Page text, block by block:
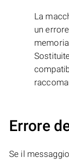
La
un
Errore
Se il